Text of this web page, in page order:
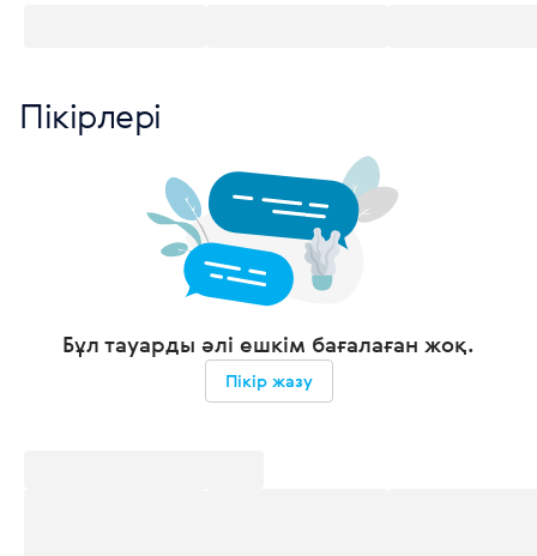
Пікірлері
Бұл тауарды әлі ешкім бағалаған жоқ.
Пікір жазу